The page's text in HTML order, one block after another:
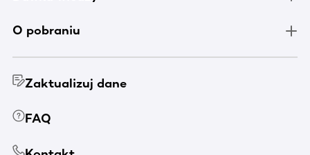
O pobraniu
Zaktualizuj dane
FAQ